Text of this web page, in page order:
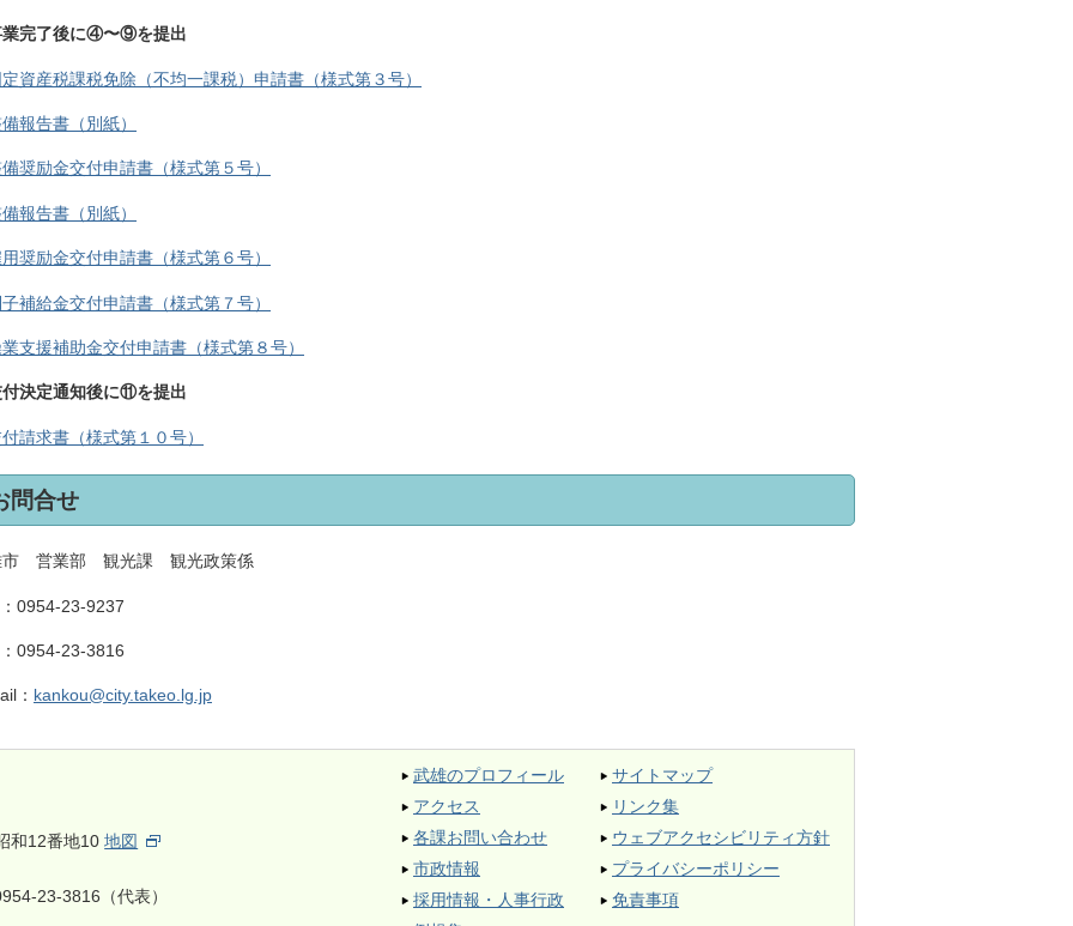
業完了後に④〜⑨を提出
資産税課税免除（不均一課税）申請書（様式第３号）
報告書（別紙）
奨励金交付申請書（様式第５号）
報告書（別紙）
奨励金交付申請書（様式第６号）
補給金交付申請書（様式第７号）
支援補助金交付申請書（様式第８号）
決定通知後に⑪を提出
請求書（様式第１０号）
問合せ
市 営業部 観光課 観光政策係
0954-23-9237
0954-23-3816
： kankou@city.takeo.lg.jp
和12番地10地図
23-3816（代表）
武雄のプロフィール
アクセス
各課お問い合わせ
市政情報
採用情報・人事行政
サイトマップ
リンク集
ウェブアクセシビリティ方針
プライバシーポリシー
免責事項